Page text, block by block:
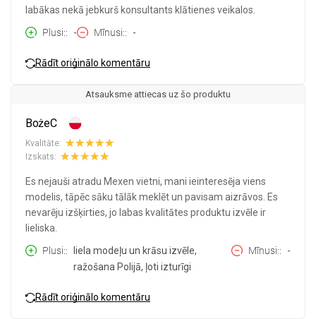
labākas nekā jebkurš konsultants klātienes veikalos.
Plusi:
- Mīnusi: -
Rādīt oriģinālo komentāru
Atsauksme attiecas uz šo produktu
BożeC
Kvalitāte:
Izskats:
Es nejauši atradu Mexen vietni, mani ieinteresēja viens
modelis, tāpēc sāku tālāk meklēt un pavisam aizrāvos. Es
nevarēju izšķirties, jo labas kvalitātes produktu izvēle ir
lieliska.
Plusi:
liela modeļu un krāsu izvēle,
ražošana Polijā, ļoti izturīgi
Mīnusi: -
Rādīt oriģinālo komentāru